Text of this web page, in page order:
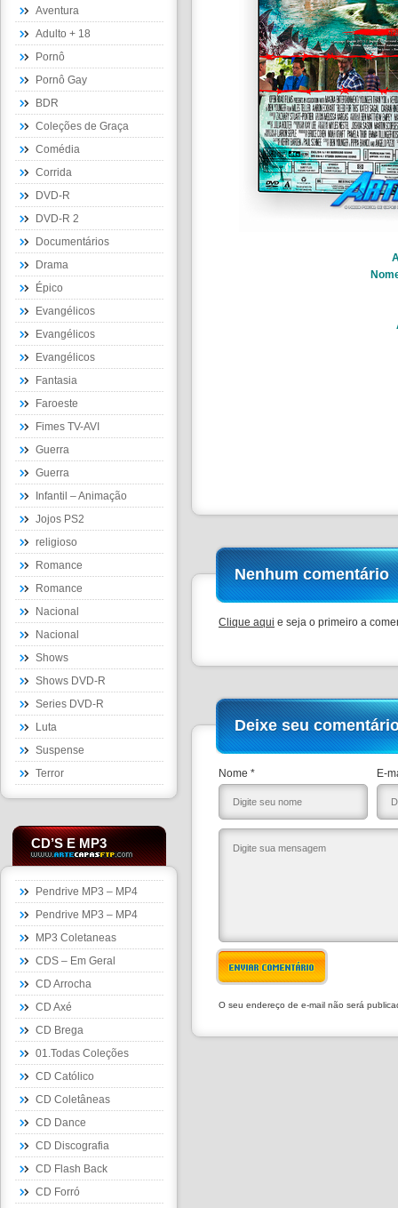
Aventura
Adulto + 18
Pornô
Pornô Gay
BDR
Coleções de Graça
Comédia
Corrida
DVD-R
DVD-R 2
Documentários
Drama
Épico
Evangélicos
Evangélicos
Evangélicos
Fantasia
Faroeste
Fimes TV-AVI
Guerra
Guerra
Infantil – Animação
Jojos PS2
religioso
Romance
Romance
Nacional
Nacional
Shows
Shows DVD-R
Series DVD-R
Luta
Suspense
Terror
CD’S E MP3
Pendrive MP3 – MP4
Pendrive MP3 – MP4
MP3 Coletaneas
CDS – Em Geral
CD Arrocha
CD Axé
CD Brega
01.Todas Coleções
CD Católico
CD Coletâneas
CD Dance
CD Discografia
CD Flash Back
CD Forró
Nenhum comentário
Clique aqui e seja o primeiro a
Deixe seu
Nome * E-
ENVIAR COMENTÁRIO
O seu endereço de e-mail não será